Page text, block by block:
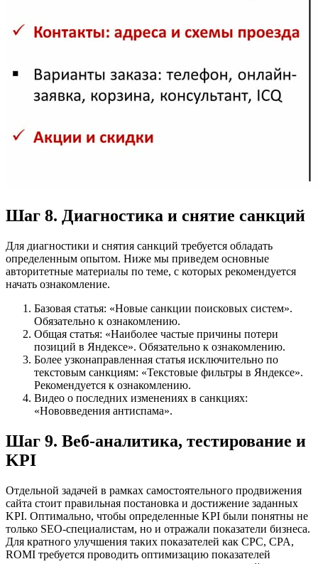
Шаг 8. Диагностика и снятие санкций
Для диагностики и снятия санкций требуется обладать
определенным опытом. Ниже мы приведем основные
авторитетные материалы по теме, с которых рекомендуется
начать ознакомление.
Базовая статья: «Новые санкции поисковых систем».
Обязательно к ознакомлению.
Общая статья: «Наиболее частые причины потери
позиций в Яндексе». Обязательно к ознакомлению.
Более узконаправленная статья исключительно по
текстовым санкциям: «Текстовые фильтры в Яндексе».
Рекомендуется к ознакомлению.
Видео о последних изменениях в санкциях:
«Нововведения антиспама».
Шаг 9. Веб-аналитика, тестирование и
KPI
Отдельной задачей в рамках самостоятельного продвижения
сайта стоит правильная постановка и достижение заданных
KPI. Оптимально, чтобы определенные KPI были понятны не
только SEO-специалистам, но и отражали показатели бизнеса.
Для кратного улучшения таких показателей как CPC, CPA,
ROMI требуется проводить оптимизацию показателей